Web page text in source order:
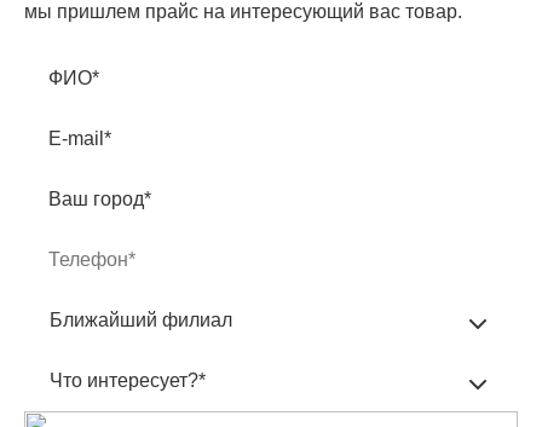
мы пришлем прайс на интересующий вас товар.
ФИО*
E-mail*
Ваш город*
Ближайший филиал
Что интересует?*